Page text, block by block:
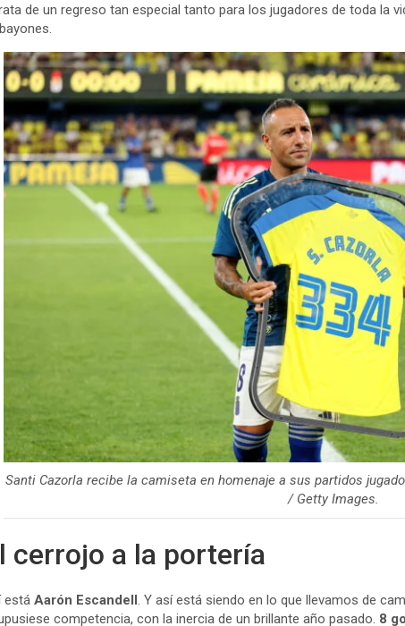
de un regreso tan especial tanto para los jugadores de toda la
Santi Cazorla recibe la camiseta en homenaje a sus partidos
/ Getty Images.
cerrojo a la portería
está Aarón Escandell . Y así está siendo en lo que llevamos de
competencia, con la inercia de un brillante año pasado. 8